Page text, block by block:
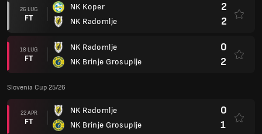
26 LUG
FT
NK Koper
NK Radomlje
2
2
18 LUG
FT
NK Radomlje
NK Brinje Grosuplje
0
2
Slovenia Cup 25/26
22 APR
FT
NK Radomlje
NK Brinje Grosuplje
0
1